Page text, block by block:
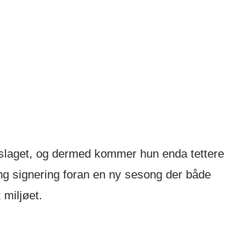
og dermed kommer hun enda tettere
signering foran en ny sesong der både
miljøet.